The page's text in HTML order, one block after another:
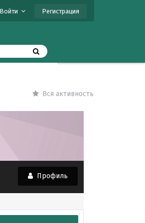
Регистрация
Вся активность
Профиль